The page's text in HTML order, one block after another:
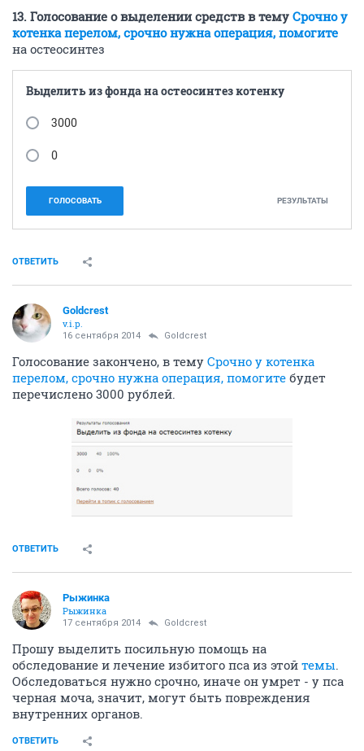
13. Голосование о выделении средств в тему Срочно у
котенка перелом, срочно нужна операция, помогите
на остеосинтез
Выделить из фонда на остеосинтез котенку
3000
0
ГОЛОСОВАТЬ РЕЗУЛЬТАТЫ
ОТВЕТИТЬ
Goldcrest
v.i.p.
16 сентября 2014 Goldcrest
Голосование закончено, в тему Срочно у котенка
перелом, срочно нужна операция, помогите будет
перечислено 3000 рублей.
ОТВЕТИТЬ
Рыжинка
Рыжинка
17 сентября 2014 Goldcrest
Прошу выделить посильную помощь на
обследование и лечение избитого пса из этой темы.
Обследоваться нужно срочно, иначе он умрет - у пса
черная моча, значит, могут быть повреждения
внутренних органов.
ОТВЕТИТЬ